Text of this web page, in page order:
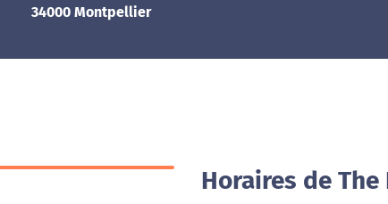
34000 Montpellier
Horaires de